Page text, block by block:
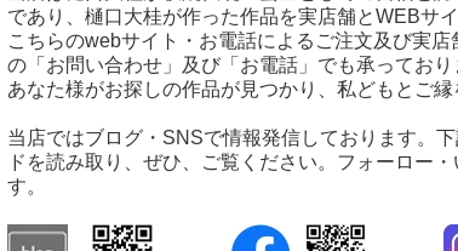
であり、樋口大桂が作った作品を実店舗とWEBサ
こちらのwebサイト・お電話によるご注文及び実
の「お問い合わせ」及び「お電話」でも承っており
あなた様がお探しの作品が見つかり、私どもとご
当店ではブログ・SNSで情報発信しております。
ドを読み取り、ぜひ、ご覧ください。フォーロー
す。